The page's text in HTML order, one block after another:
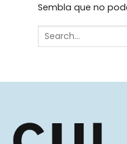
Sembla que no